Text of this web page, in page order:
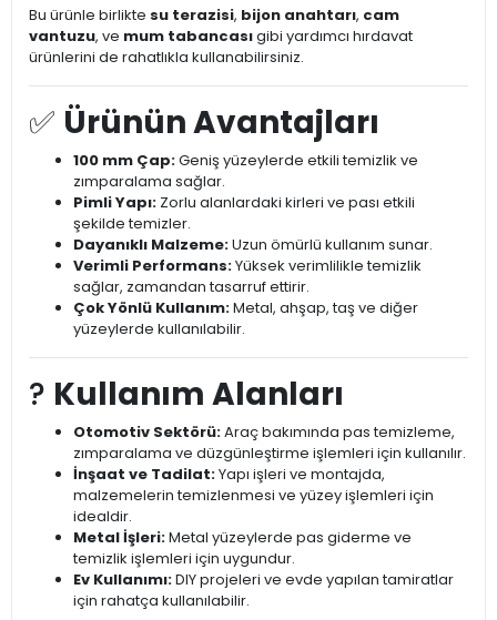
Bu ürünle birlikte su terazisi, bijon anahtarı, cam
vantuzu, ve mum tabancasıgibi yardımcı hırdavat
ürünlerini de rahatlıkla kullanabilirsiniz.
✅ Ürünün Avantajları
100 mm Çap:Geniş yüzeylerde etkili temizlik ve
zımparalama sağlar.
Pimli Yapı: Zorlu alanlardaki kirleri ve pası etkili
şekilde temizler.
Dayanıklı Malzeme:Uzun ömürlü kullanım sunar.
Verimli Performans:Yüksek verimlilikle temizlik
sağlar, zamandan tasarruf ettirir.
Çok Yönlü Kullanım:Metal, ahşap, taş ve diğer
yüzeylerde kullanılabilir.
?️ Kullanım Alanları
Otomotiv Sektörü:Araç bakımında pas temizleme,
zımparalama ve düzgünleştirme işlemleri için kullanılır.
İnşaat ve Tadilat:Yapı işleri ve montajda,
malzemelerin temizlenmesi ve yüzey işlemleri için
idealdir.
Metal İşleri:Metal yüzeylerde pas giderme ve
temizlik işlemleri için uygundur.
Ev Kullanımı:DIY projeleri ve evde yapılan tamiratlar
için rahatça kullanılabilir.